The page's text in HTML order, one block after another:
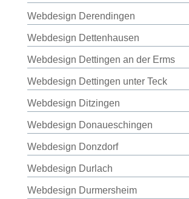
Webdesign Derendingen
Webdesign Dettenhausen
Webdesign Dettingen an der Erms
Webdesign Dettingen unter Teck
Webdesign Ditzingen
Webdesign Donaueschingen
Webdesign Donzdorf
Webdesign Durlach
Webdesign Durmersheim